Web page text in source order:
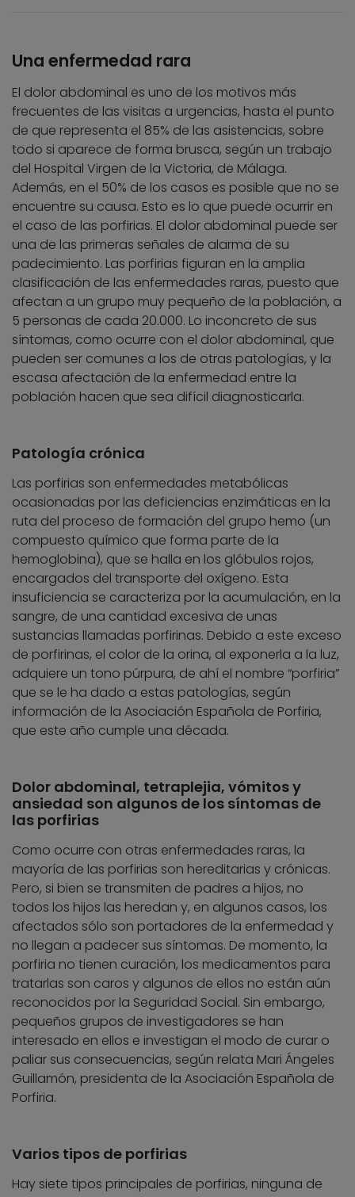
Una enfermedad rara
El dolor abdominal es uno de los motivos más
frecuentes de las visitas a urgencias, hasta el punto
de que representa el 85% de las asistencias, sobre
todo si aparece de forma brusca, según un trabajo
del Hospital Virgen de la Victoria, de Málaga.
Además, en el 50% de los casos es posible que no se
encuentre su causa. Esto es lo que puede ocurrir en
el caso de las porfirias. El dolor abdominal puede ser
una de las primeras señales de alarma de su
padecimiento. Las porfirias figuran en la amplia
clasificación de las enfermedades raras, puesto que
afectan a un grupo muy pequeño de la población, a
5 personas de cada 20.000. Lo inconcreto de sus
síntomas, como ocurre con el dolor abdominal, que
pueden ser comunes a los de otras patologías, y la
escasa afectación de la enfermedad entre la
población hacen que sea difícil diagnosticarla.
Patología crónica
Las porfirias son enfermedades metabólicas
ocasionadas por las deficiencias enzimáticas en la
ruta del proceso de formación del grupo hemo (un
compuesto químico que forma parte de la
hemoglobina), que se halla en los glóbulos rojos,
encargados del transporte del oxígeno. Esta
insuficiencia se caracteriza por la acumulación, en la
sangre, de una cantidad excesiva de unas
sustancias llamadas porfirinas. Debido a este exceso
de porfirinas, el color de la orina, al exponerla a la luz,
adquiere un tono púrpura, de ahí el nombre “porfiria”
que se le ha dado a estas patologías, según
información de la Asociación Española de Porfiria,
que este año cumple una década.
Dolor abdominal, tetraplejia, vómitos y
ansiedad son algunos de los síntomas de
las porfirias
Como ocurre con otras enfermedades raras, la
mayoría de las porfirias son hereditarias y crónicas.
Pero, si bien se transmiten de padres a hijos, no
todos los hijos las heredan y, en algunos casos, los
afectados sólo son portadores de la enfermedad y
no llegan a padecer sus síntomas. De momento, la
porfiria no tienen curación, los medicamentos para
tratarlas son caros y algunos de ellos no están aún
reconocidos por la Seguridad Social. Sin embargo,
pequeños grupos de investigadores se han
interesado en ellos e investigan el modo de curar o
paliar sus consecuencias, según relata Mari Ángeles
Guillamón, presidenta de la Asociación Española de
Porfiria.
Varios tipos de porfirias
Hay siete tipos principales de porfirias, ninguna de